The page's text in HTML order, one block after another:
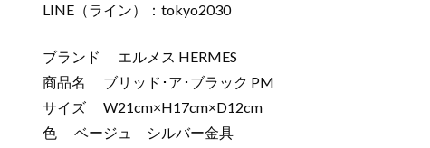
LINE（ライン）：tokyo2030
ブランド エルメス HERMES
商品名 ブリッド･ア･ブラック PM
サイズ W21cm×H17cm×D12cm
色 ベージュ シルバー金具